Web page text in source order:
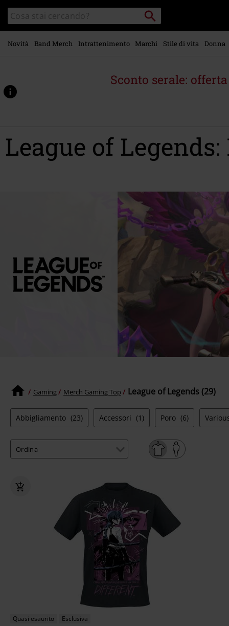
contenuto
principale
Cerca
nel
catalogo
Cerca
Punto
di
ritiro
Novità Band Merch Intrattenimento Marchi Stile di vita Donna
Sconto serale:
League of
Gaming Merch Gaming Top League of Legends (29)
Abbigliamento (23) Accessori (1) Poro (6)
Quasi esaurito
Esclusiva